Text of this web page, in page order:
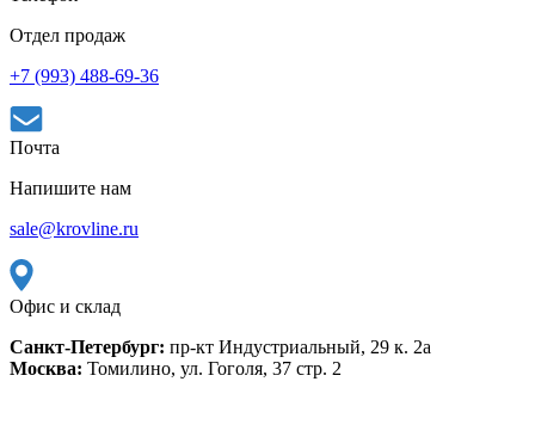
Отдел продаж
+7 (993) 488-69-36
Почта
Напишите нам
sale@krovline.ru
Офис и склад
Санкт-Петербург: пр-кт Индустриальный, 29 к. 2а
Москва: Томилино, ул. Гоголя, 37 стр. 2